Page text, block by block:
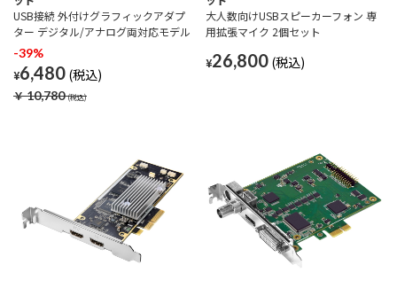
USB接続 外付けグラフィックアダプ
ター デジタル/アナログ両対応モデル
-39%
¥6,480
￥10,780
大人数向けUSBスピーカーフォン 専
用拡張マイク 2個セット
¥26,800